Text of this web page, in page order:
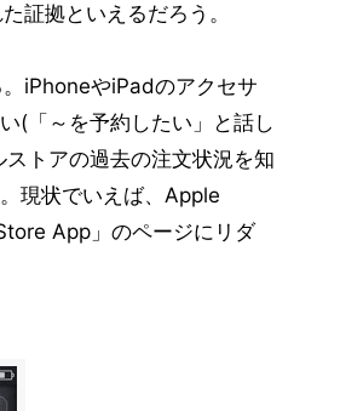
証拠といえるだろう。
iPhoneやiPadのアクセサ
(「～を予約したい」と話し
トアの過去の注文状況を知
現状でいえば、Apple
App」のページにリダ